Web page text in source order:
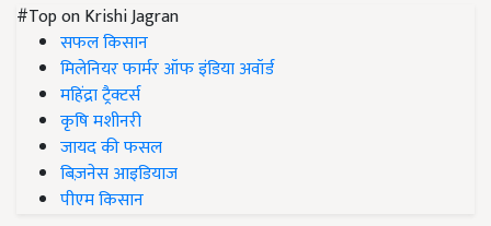
#Top on Krishi Jagran
सफल किसान
मिलेनियर फार्मर ऑफ इंडिया अवॉर्ड
महिंद्रा ट्रैक्टर्स
कृषि मशीनरी
जायद की फसल
बिज़नेस आइडियाज
पीएम किसान